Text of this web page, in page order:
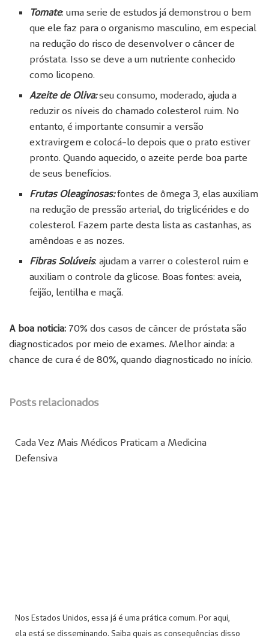
Tomate: uma serie de estudos já demonstrou o bem
que ele faz para o organismo masculino, em especial
na redução do risco de desenvolver o câncer de
próstata. Isso se deve a um nutriente conhecido
como licopeno.
Azeite de Oliva:seu consumo, moderado, ajuda a
reduzir os níveis do chamado colesterol ruim. No
entanto, é importante consumir a versão
extravirgem e colocá-lo depois que o prato estiver
pronto. Quando aquecido, o azeite perde boa parte
de seus benefícios.
Frutas Oleaginosas:fontes de ômega 3, elas auxiliam
na redução de pressão arterial, do triglicérides e do
colesterol. Fazem parte desta lista as castanhas, as
amêndoas e as nozes.
Fibras Solúveis: ajudam a varrer o colesterol ruim e
auxiliam o controle da glicose. Boas fontes: aveia,
feijão, lentilha e maçã.
A boa noticia: 70% dos casos de câncer de próstata são
diagnosticados por meio de exames. Melhor ainda: a
chance de cura é de 80%, quando diagnosticado no início.
Posts relacionados
Cada Vez Mais Médicos Praticam a Medicina
Defensiva
Nos Estados Unidos, essa já é uma prática comum. Por aqui,
ela está se disseminando. Saiba quais as consequências disso